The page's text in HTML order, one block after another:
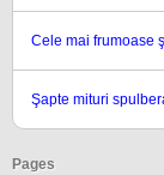
Cele mai frumoase
Şapte mituri
Pages